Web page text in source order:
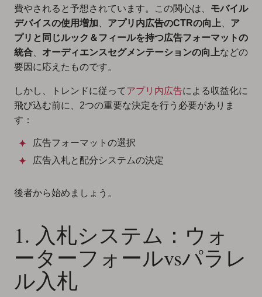
費やされると予想されています。この関心は、 モバイル
デバイスの使用増加
アプリ内広告のCTRの向上
ア
プリと同じルック＆フィールを持つ広告フォーマットの
統合
オーディエンスセグメンテーションの向上などの
要因に応えたものです。
しかし、トレンドに従ってアプリ内広告による収益化に
飛び込む前に、2つの重要な決定を行う必要がありま
す：
広告フォーマットの選択
広告入札と配分システムの決定
後者から始めましょう。
1. 入札システム：ウォ
ーターフォールvsパラレ
ル入札